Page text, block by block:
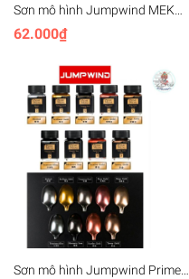
Sơn mô hình Jumpwind MEKA
Color series MC51-80 lacquer
High Gloss paint
62.000₫
Sơn mô hình Jumpwind Prime